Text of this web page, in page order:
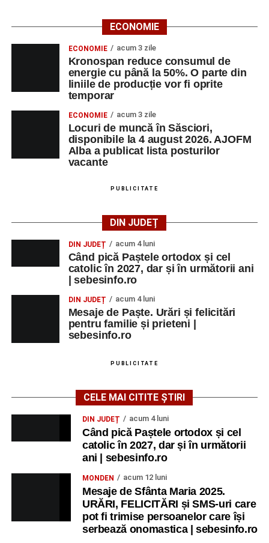
ECONOMIE
ECONOMIE acum 3 zile
Kronospan reduce consumul de
energie cu până la 50%. O parte din
liniile de producție vor fi oprite
temporar
ECONOMIE acum 3 zile
Locuri de muncă în Săsciori,
disponibile la 4 august 2026. AJOFM
Alba a publicat lista posturilor
vacante
PUBLICITATE
DIN JUDEȚ
DIN JUDEȚ acum 4 luni
Când pică Paștele ortodox și cel
catolic în 2027, dar și în următorii ani
| sebesinfo.ro
DIN JUDEȚ acum 4 luni
Mesaje de Paște. Urări și felicitări
pentru familie și prieteni |
sebesinfo.ro
PUBLICITATE
CELE MAI CITITE ȘTIRI
DIN JUDEȚ acum 4 luni
Când pică Paștele ortodox și cel
catolic în 2027, dar și în următorii
ani | sebesinfo.ro
MONDEN acum 12 luni
Mesaje de Sfânta Maria 2025.
URĂRI, FELICITĂRI și SMS-uri care
pot fi trimise persoanelor care își
serbează onomastica | sebesinfo.ro